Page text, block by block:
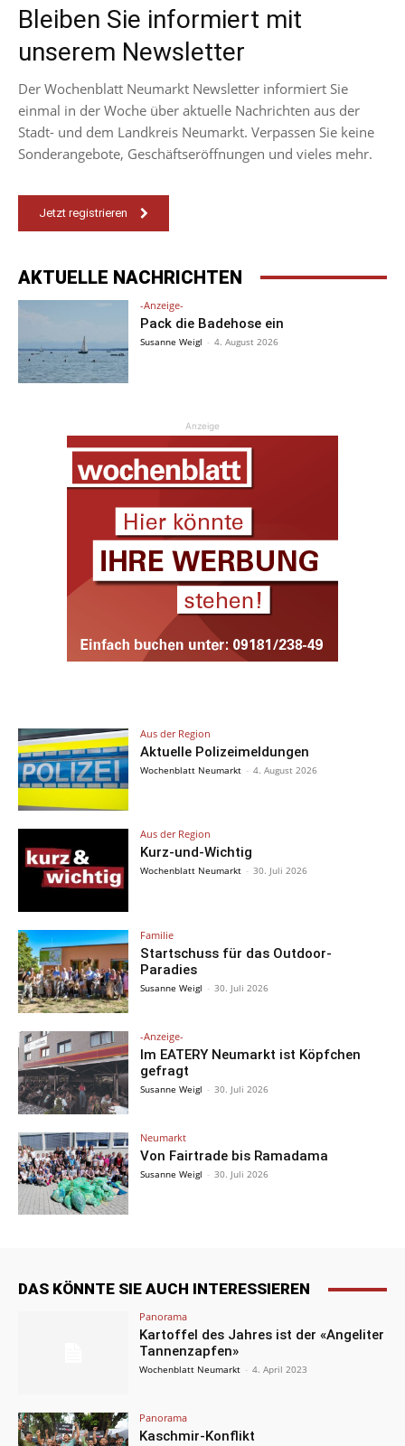
Bleiben Sie informiert mit
unserem Newsletter
Der Wochenblatt Neumarkt Newsletter informiert Sie
einmal in der Woche über aktuelle Nachrichten aus der
Stadt- und dem Landkreis Neumarkt. Verpassen Sie keine
Sonderangebote, Geschäftseröffnungen und vieles mehr.
Jetzt registrieren
AKTUELLE NACHRICHTEN
-Anzeige-
Pack die Badehose ein
Susanne Weigl - 4. August 2026
Anzeige
Aus der Region
Aktuelle Polizeimeldungen
Wochenblatt Neumarkt - 4. August 2026
Aus der Region
Kurz-und-Wichtig
Wochenblatt Neumarkt - 30. Juli 2026
Familie
Startschuss für das Outdoor-
Paradies
Susanne Weigl - 30. Juli 2026
-Anzeige-
Im EATERY Neumarkt ist Köpfchen
gefragt
Susanne Weigl - 30. Juli 2026
Neumarkt
Von Fairtrade bis Ramadama
Susanne Weigl - 30. Juli 2026
DAS KÖNNTE SIE AUCH INTERESSIEREN
Panorama
Kartoffel des Jahres ist der «Angeliter
Tannenzapfen»
Wochenblatt Neumarkt - 4. April 2023
Panorama
Kaschmir-Konflikt